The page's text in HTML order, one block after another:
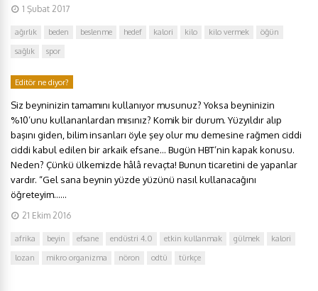
1 Şubat 2017
ağırlık beden beslenme hedef kalori kilo kilo vermek
öğün
sağlık
spor
Editör ne diyor?
Siz beyninizin tamamını kullanıyor musunuz? Yoksa beyninizin
%10’unu kullananlardan mısınız? Komik bir durum. Yüzyıldır alıp
başını giden, bilim insanları öyle şey olur mu demesine rağmen ciddi
ciddi kabul edilen bir arkaik efsane… Bugün HBT’nin kapak konusu.
Neden? Çünkü ülkemizde hâlâ revaçta! Bunun ticaretini de yapanlar
vardır. “Gel sana beynin yüzde yüzünü nasıl kullanacağını
öğreteyim…...
21 Ekim 2016
afrika beyin efsane endüstri 4.0 etkin kullanmak gülmek
kalori
lozan
mikro organizma nöron odtü türkçe